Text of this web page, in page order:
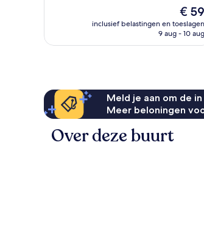
De
prijs
is
€ 59
inclusief belastingen en toeslagen
9 aug - 10 aug
Meld je aan om de
Meer beloningen
Over deze buurt